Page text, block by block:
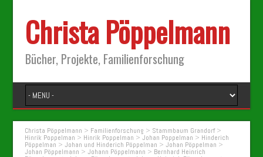
Christa Pöppelmann
Bücher, Projekte, Familienforschung
Christa Pöppelmann > Familienforschung > Stammbaum Grandorf>
Hinrik Poppelman > Hinrik Poppelman >Johan Poppelman > Hinderich
Pöppelman >Johan und Hinderich Pöppelman >Johan Pöppelman >
Johan Pöppelmann >Johann Pöppelmann > Bernhard Heinrich